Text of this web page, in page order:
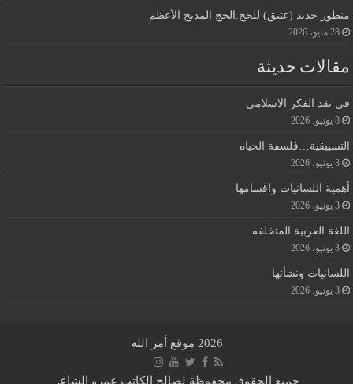
منظور جديد (عتيق) للحج.الحج المذبح الأعظم.
28 مايو، 2026
مقالات حديثة
في نقد الفكر الاسلامي
8 يونيو، 2026
التسييقية…فلسفة الحياه
8 يونيو، 2026
أهمية اللسانيات واقسامها
3 يونيو، 2026
اللغة العربية المتخلفه
3 يونيو، 2026
اللسانيات ونشأتها
3 يونيو، 2026
2026 موقع أمر الله
جميع الحقوق محفوظة لصالح الكاتب عمرو الشاعر